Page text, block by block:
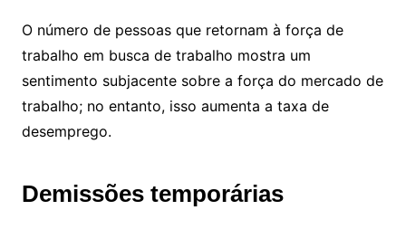
O número de pessoas que retornam à força de
trabalho em busca de trabalho mostra um
sentimento subjacente sobre a força do mercado de
trabalho; no entanto, isso aumenta a taxa de
desemprego.
Demissões temporárias